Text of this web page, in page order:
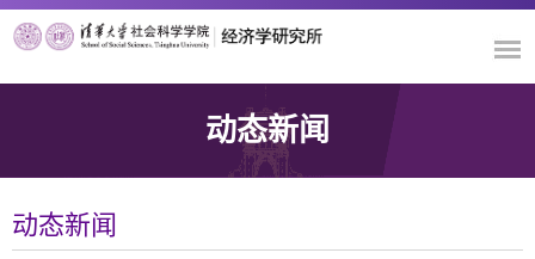
动态新闻
动态新闻